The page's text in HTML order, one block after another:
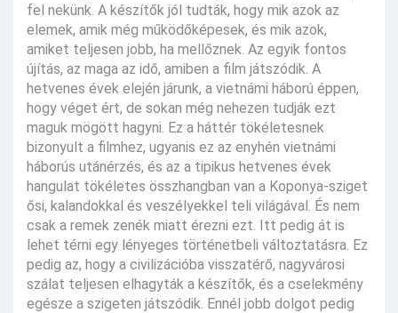
fel nekünk. A készítők jól tudták, hogy mik azok az
elemek, amik még működőképesek, és mik azok,
amiket teljesen jobb, ha mellőznek. Az egyik fontos
újítás, az maga az idő, amiben a film játszódik. A
hetvenes évek elején járunk, a vietnámi háború éppen,
hogy véget ért, de sokan még nehezen tudják ezt
maguk mögött hagyni. Ez a háttér tökéletesnek
bizonyult a filmhez, ugyanis ez az enyhén vietnámi
háborús utánérzés, és az a tipikus hetvenes évek
hangulat tökéletes összhangban van a Koponya-sziget
ősi, kalandokkal és veszélyekkel teli világával. És nem
csak a remek zenék miatt érezni ezt. Itt pedig át is
lehet térni egy lényeges történetbeli változtatásra. Ez
pedig az, hogy a civilizációba visszatérő, nagyvárosi
szálat teljesen elhagyták a készítők, és a cselekmény
egésze a szigeten játszódik. Ennél jobb dolgot pedig